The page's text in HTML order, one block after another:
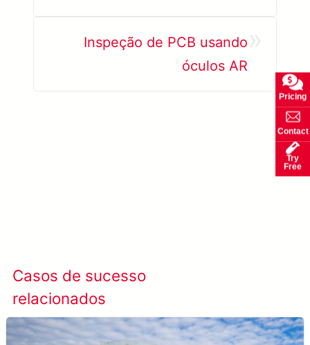
Inspeção de PCB usando
óculos AR
Casos de sucesso
relacionados
Pricing
Contact
Try
Free